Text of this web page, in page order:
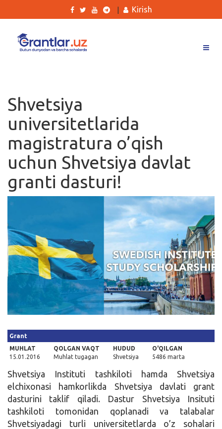
Ishlar
Kurslar
Blog
Yana
Kirish
Kirish
Shvetsiya
universitetlarida
magistratura o’qish
uchun Shvetsiya davlat
granti dasturi!
Grant
MUHLAT
15.01.2016
QOLGAN VAQT
Muhlat tugagan
HUDUD
Shvetsiya
O'QILGAN
5486 marta
Shvetsiya Instituti tashkiloti hamda Shvetsiya
elchixonasi hamkorlikda Shvetsiya davlati grant
dasturini taklif qiladi. Dastur Shvetsiya Insituti
tashkiloti tomonidan qoplanadi va talabalar
Shvetsiyadagi turli universitetlarda o’z sohalari